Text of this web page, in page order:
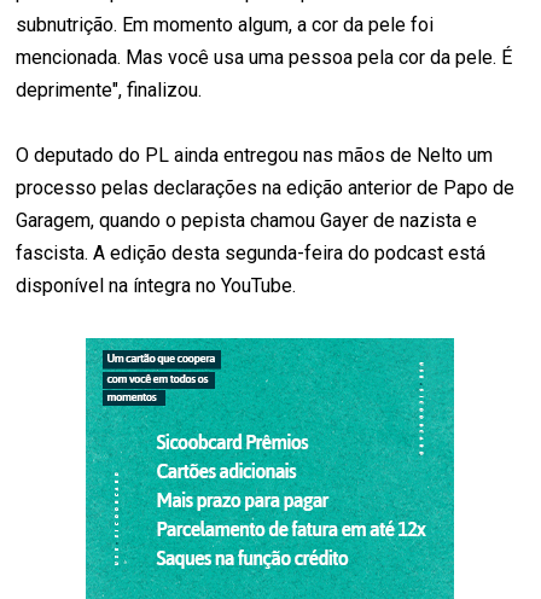
subnutrição. Em momento algum, a cor da pele foi
mencionada. Mas você usa uma pessoa pela cor da pele. É
deprimente", finalizou.
O deputado do PL ainda entregou nas mãos de Nelto um
processo pelas declarações na edição anterior de Papo de
Garagem, quando o pepista chamou Gayer de nazista e
fascista. A edição desta segunda-feira do podcast está
disponível na íntegra no YouTube.